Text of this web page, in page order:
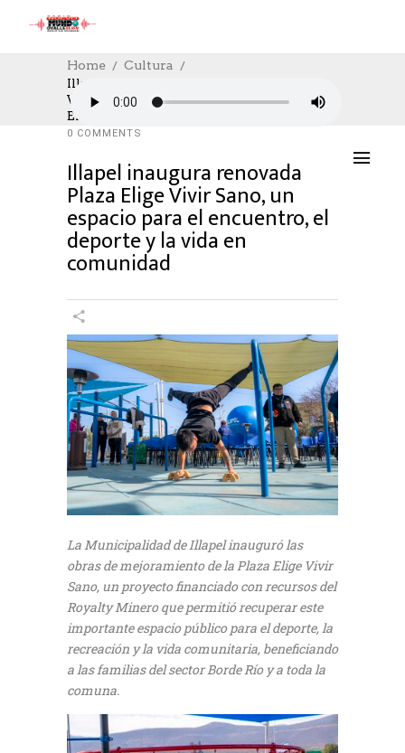
Home
Cultura
Illapel Inaugura Renovada Plaza Elige
Vivir Sano, Un Espacio Para El Encuentro,
El Deporte Y La Vida En Comunidad
CULTURA,CULTURE,DEPORTES
03/07/2026
AUTHOR: HECTOR
0 COMMENTS
Illapel inaugura renovada
Plaza Elige Vivir Sano, un
espacio para el encuentro, el
deporte y la vida en
comunidad
La Municipalidad de Illapel inauguró las
obras de mejoramiento de la Plaza Elige Vivir
Sano, un proyecto financiado con recursos del
Royalty Minero que permitió recuperar este
importante espacio público para el deporte, la
recreación y la vida comunitaria, beneficiando
a las familias del sector Borde Río y a toda la
comuna.